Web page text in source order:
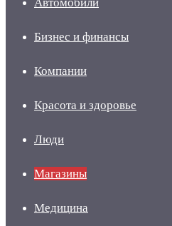
Бизнес и финансы
Компании
Красота и здоровье
Люди
Магазины
Медицина